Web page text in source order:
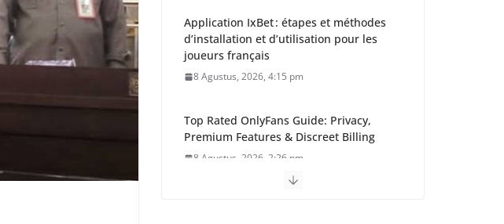
Application IxBet : étapes et méthodes
d’installation et d’utilisation pour les
joueurs français
8 Agustus, 2026, 4:15 pm
Top Rated OnlyFans Guide: Privacy,
Premium Features & Discreet Billing
8 Agustus, 2026, 2:26 pm